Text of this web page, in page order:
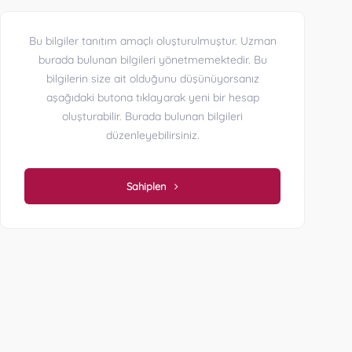
Bu bilgiler tanıtım amaçlı oluşturulmuştur. Uzman
burada bulunan bilgileri yönetmemektedir. Bu
bilgilerin size ait olduğunu düşünüyorsanız
aşağıdaki butona tıklayarak yeni bir hesap
oluşturabilir. Burada bulunan bilgileri
düzenleyebilirsiniz.
Sahiplen